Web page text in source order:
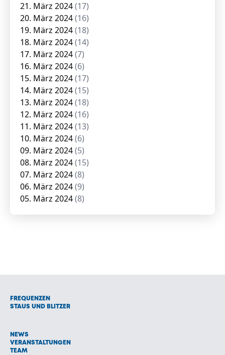
21. März 2024(17)
20. März 2024(16)
19. März 2024(18)
18. März 2024(14)
17. März 2024(7)
16. März 2024(6)
15. März 2024(17)
14. März 2024(15)
13. März 2024(18)
12. März 2024(16)
11. März 2024(13)
10. März 2024(6)
09. März 2024(5)
08. März 2024(15)
07. März 2024(8)
06. März 2024(9)
05. März 2024(8)
FREQUENZEN
STAUS UND BLITZER
NEWS
VERANSTALTUNGEN
TEAM